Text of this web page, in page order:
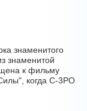
знаменитого
знаменитой
к фильму
когда C-3PO